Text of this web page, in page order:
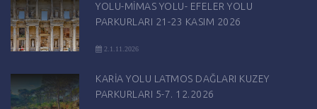
YOLU-MİMAS YOLU- EFELER YOLU
PARKURLARI 21-23 KASIM 2026
2.1.11.2026
KARİA YOLU LATMOS DAĞLARI KUZEY
PARKURLARI 5-7. 12.2026